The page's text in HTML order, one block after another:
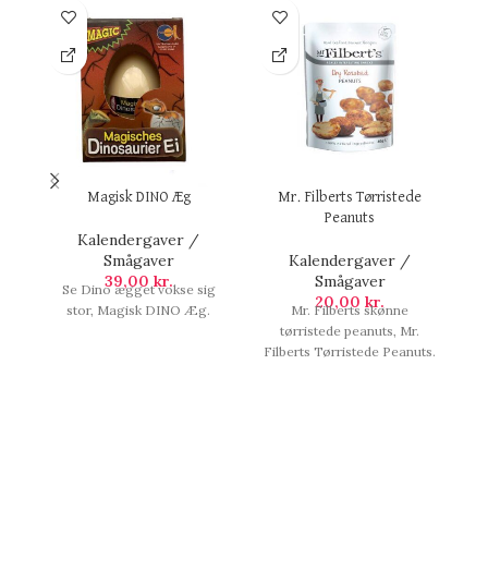
Magisk DINO Æg
Kalendergaver /
Smågaver
39,00kr.
Se Dino ægget vokse sig
stor, Magisk DINO Æg.
Mr. Filberts Tørristede
Peanuts
Kalendergaver /
Smågaver
20,00 kr.
Mr. Filberts skønne
tørristede peanuts, Mr.
Filberts Tørristede Peanuts.